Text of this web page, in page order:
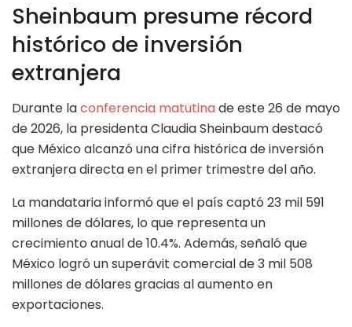
Sheinbaum presume récord
histórico de inversión
extranjera
Durante laconferencia matutinade este 26 de mayo
de 2026, la presidenta Claudia Sheinbaum destacó
que México alcanzó una cifra histórica de inversión
extranjera directa en el primer trimestre del año.
La mandataria informó que el país captó 23 mil 591
millones de dólares, lo que representa un
crecimiento anual de 10.4%. Además, señaló que
México logró un superávit comercial de 3 mil 508
millones de dólares gracias al aumento en
exportaciones.